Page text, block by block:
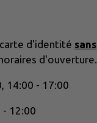
d'identité sans
d'ouverture.
14:00 - 17:00
- 12:00